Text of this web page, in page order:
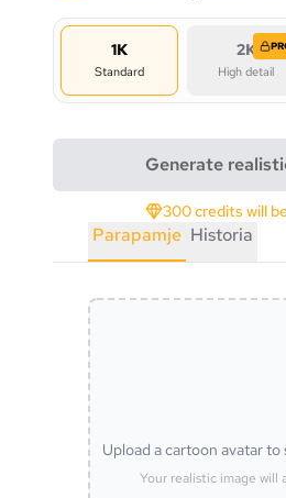
1K
Standard
2K
High detail
Generate
300 credits will
Parapamje Historia
Upload a cartoon avatar
Your realistic image will